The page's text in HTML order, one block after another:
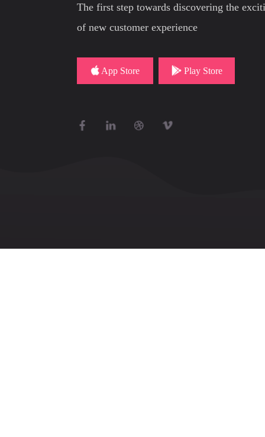
The first step towards discovering the
of new customer experience
App Store Play Store